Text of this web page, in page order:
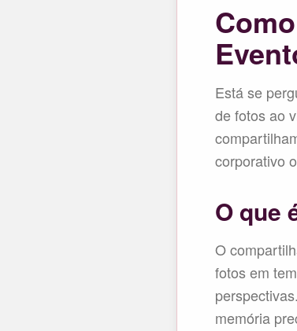
Está se
de fotos ao
corporativo
O que
O
fotos em
memória